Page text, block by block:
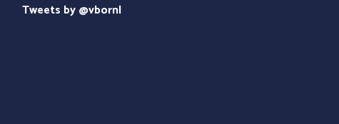
Tweets by @vbornl